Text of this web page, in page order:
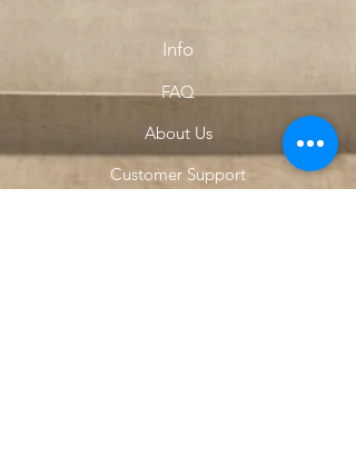
Info
FAQ
About Us
Customer Support